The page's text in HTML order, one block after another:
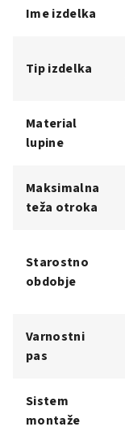
Ime izdelka
Tip izdelka
Material
lupine
Maksimalna
teža otroka
Starostno
obdobje
Varnostni
pas
Sistem
montaže